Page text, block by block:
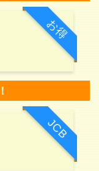
お得
JCB